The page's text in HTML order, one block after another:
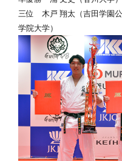
三位 木戸 翔太（吉田学園
学院大学）